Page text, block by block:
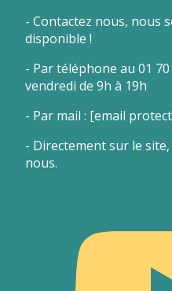
- Contactez nous, nous
disponible !
- Par téléphone au 01
vendredi de 9h à 19h
- Par mail : [email
- Directement sur le
nous.